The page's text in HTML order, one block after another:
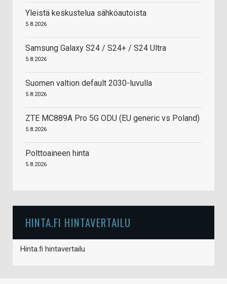
Yleistä keskustelua sähköautoista
5.8.2026
Samsung Galaxy S24 / S24+ / S24 Ultra
5.8.2026
Suomen valtion default 2030-luvulla
5.8.2026
ZTE MC889A Pro 5G ODU (EU generic vs Poland)
5.8.2026
Polttoaineen hinta
5.8.2026
HINTA.FI HINTAVERTAILU
Hinta.fi hintavertailu